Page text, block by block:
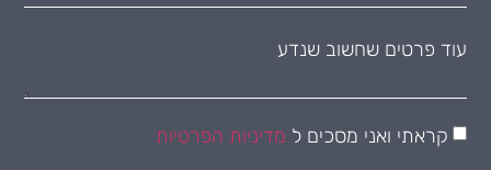
קראתי ואני מסכים ל מדיניות הפרטיות